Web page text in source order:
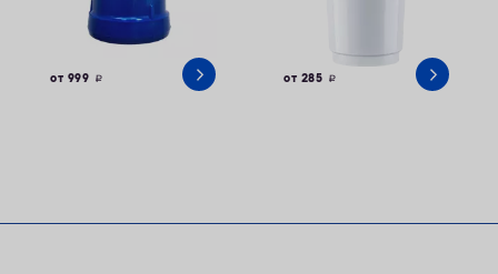
от 999 руб. от 285 руб.